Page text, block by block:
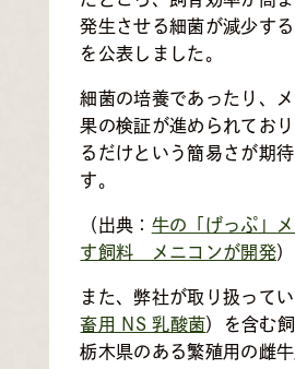
発生させる細菌が減少す
を公表しました。
細菌の培養であったり、
果の検証が進められてお
るだけという簡易さが期
す。
（出典： 牛の「げっぷ」
す飼料 メニコンが開発）
また、弊社が取り扱って
畜用 NS 乳酸菌）を含む
栃木県のある繁殖用の雌牛